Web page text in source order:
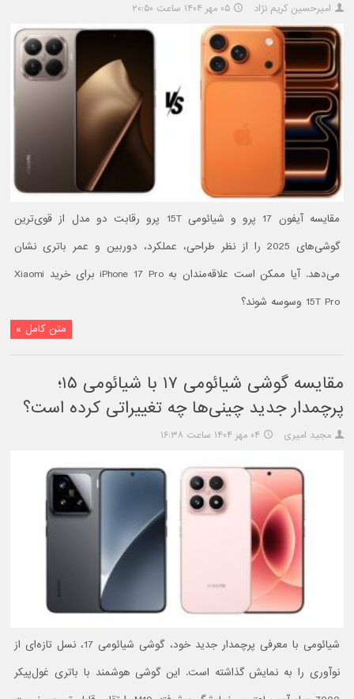
امیرحسین کریم نژاد ۰۵ مهر ۱۴۰۴ ساعت ۲۰:۵۰
مقایسه آیفون 17 پرو و شیائومی 15T پرو رقابت دو مدل از قوی‌ترین
گوشی‌های 2025 را از نظر طراحی، عملکرد، دوربین و عمر باتری نشان
می‌دهد. آيا ممکن است علاقه‌مندان به iPhone 17 Pro برای خرید Xiaomi
15T Pro وسوسه شوند؟
متن کامل »
مقایسه گوشی شیائومی ۱۷ با شیائومی ۱۵؛
پرچمدار جدید چینی‌ها چه تغییراتی کرده است؟
مجید امیری ۰۴ مهر ۱۴۰۴ ساعت ۱۶:۳۸
شیائومی با معرفی پرچمدار جدید خود، گوشی شیائومی 17، نسل تازه‌ای از
نوآوری را به نمایش گذاشته است. این گوشی هوشمند با باتری غول‌پیکر